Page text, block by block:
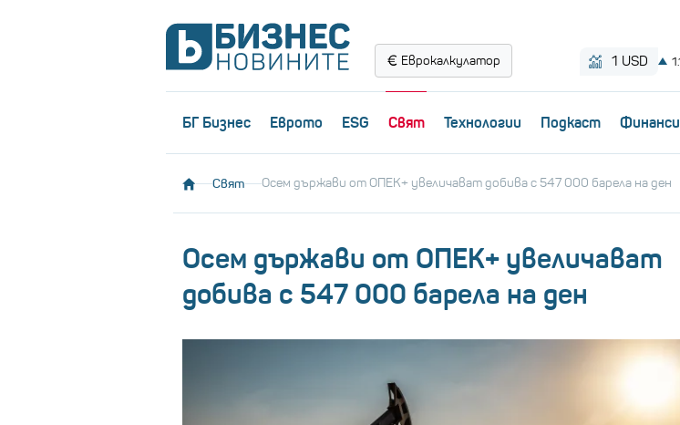
Еврокалкулатор
БГ Бизнес Еврото ESG Свят Технологии Пoдкаст Финанси
Свят Осем държави от ОПЕК+ увеличават добива с 547 000 барела на ден
Осем държави от ОПЕК+ увеличават
добива с 547 000 барела на ден